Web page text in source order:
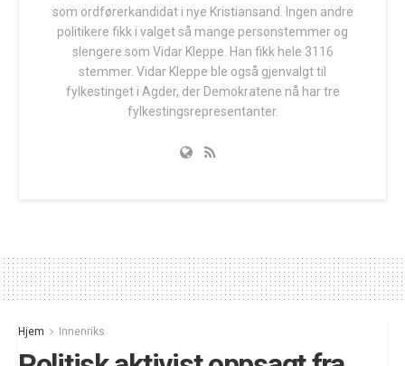
som ordførerkandidat i nye Kristiansand. Ingen andre
politikere fikk i valget så mange personstemmer og
slengere som Vidar Kleppe. Han fikk hele 3116
stemmer. Vidar Kleppe ble også gjenvalgt til
fylkestinget i Agder, der Demokratene nå har tre
fylkestingsrepresentanter.
Hjem Innenriks